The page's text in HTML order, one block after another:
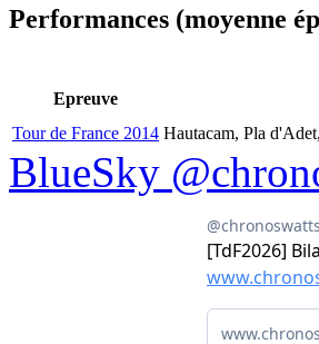
Performances (moyenne
Epreuve
Tour de France 2014 Hautacam, Pla
BlueSky